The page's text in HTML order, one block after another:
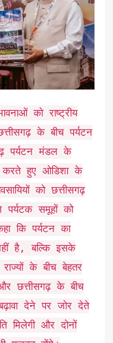
को राष्ट्रीय
के बीच पर्यटन
पर्यटन मंडल के
करते हुए ओडिशा के
को छत्तीसगढ़
समूहों को
कि पर्यटन का
है, बल्कि इसके
के बीच बेहतर
छत्तीसगढ़ के बीच
देने पर जोर देते
मिलेगी और दोनों